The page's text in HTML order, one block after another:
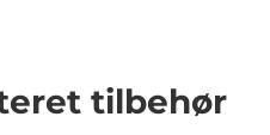
tilbehør